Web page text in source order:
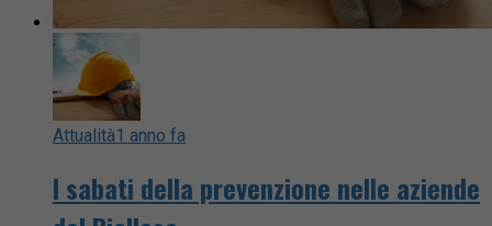
Attualità1 anno fa
I sabati della prevenzione nelle aziende